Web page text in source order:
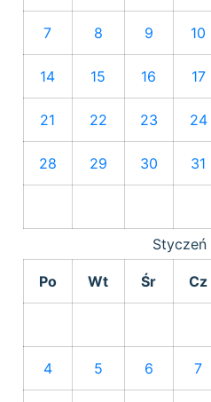
7 8 9 10
14 15 16 17
21 22 23 24
28 29 30 31
Styczeń
Po Wt Śr Cz
4 5 6 7